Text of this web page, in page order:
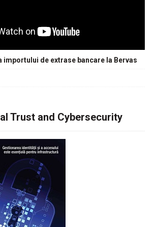
importului de extrase bancare la Bervas
Trust and Cybersecurity